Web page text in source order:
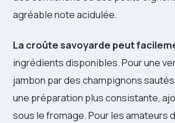
agréable note acidulée.
La croûte savoyarde peut
ingrédients disponibles. Pour une
jambon par des champignons
une préparation plus consistante,
sous le fromage. Pour les amateurs